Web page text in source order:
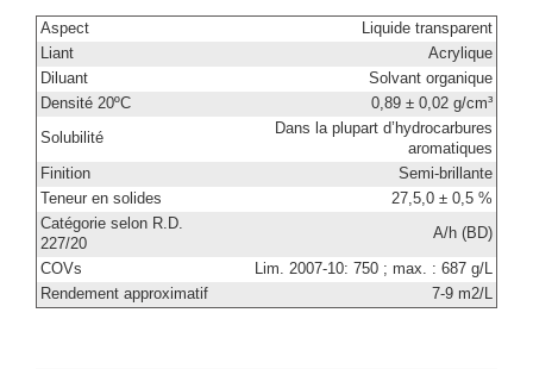
Aspect
Liquide transparent
Liant
Acrylique
Diluant
Solvant organique
Densité 20ºC
0,89 ± 0,02 g/cm³
Solubilité
Dans la plupart d’hydrocarbures
aromatiques
Finition
Semi-brillante
Teneur en solides
27,5,0 ± 0,5 %
Catégorie selon R.D.
227/20
A/h (BD)
COVs
Lim. 2007-10: 750 ; max. : 687 g/L
Rendement approximatif
7-9 m2/L